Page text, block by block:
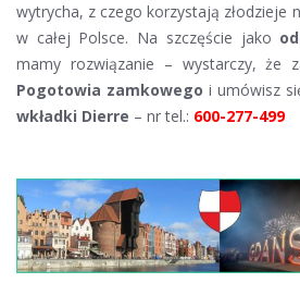
wytrycha, z czego korzystają złodzieje
w całej Polsce. Na szczęście jako
mamy rozwiązanie – wystarczy, że
Pogotowia zamkowego i umówisz
wkładki Dierre – nr tel.: 600-277-499